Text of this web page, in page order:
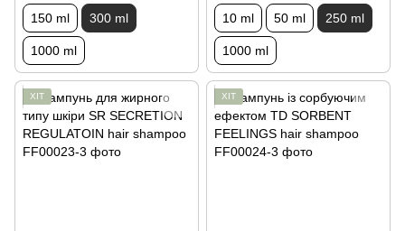
150 ml 300 ml
1000 ml
10 ml 50 ml 250 ml
1000 ml
ХІТ ХІТ